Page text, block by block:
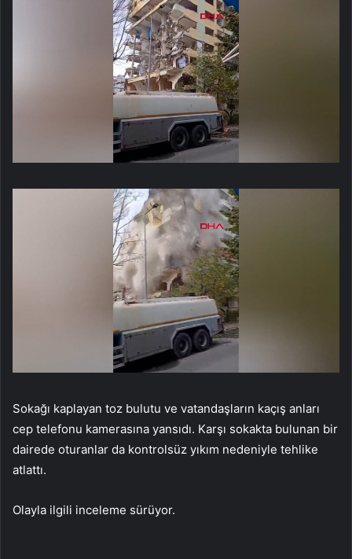
Sokağı kaplayan toz bulutu ve vatandaşların kaçış anları
cep telefonu kamerasına yansıdı. Karşı sokakta bulunan bir
dairede oturanlar da kontrolsüz yıkım nedeniyle tehlike
atlattı.
Olayla ilgili inceleme sürüyor.